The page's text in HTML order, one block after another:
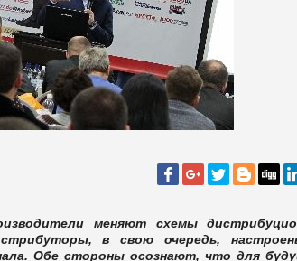
меняют схемы
в свою очередь,
Обе стороны осознают, что для